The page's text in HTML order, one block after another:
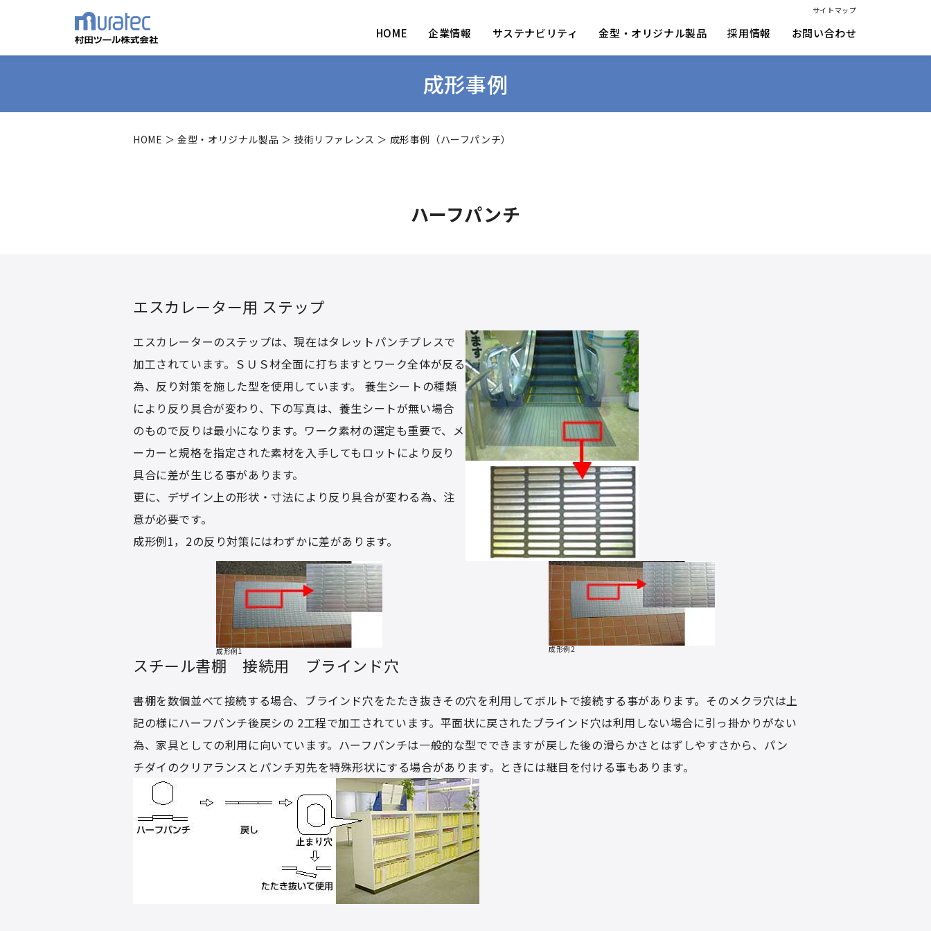
HOME 企業情報 サステナビリティ 金型・オリジナル製品 採用情報 お問い合わせ
サイトマップ
成形事例
HOME ＞金型・オリジナル製品 ＞ 技術リファレンス ＞ 成形事例（ハーフパンチ）
ハーフパンチ
エスカレーター用 ステップ
エスカレーターのステップは、現在はタレットパンチプレスで
加工されています。ＳＵＳ材全面に打ちますとワーク全体が反る
為、反り対策を施した型を使用しています。 養生シートの種類
により反り具合が変わり、下の写真は、養生シートが無い場合
のもので反りは最小になります。ワーク素材の選定も重要で、メ
ーカーと規格を指定された素材を入手してもロットにより反り
具合に差が生じる事があります。
更に、デザイン上の形状・寸法により反り具合が変わる為、注
意が必要です。
成形例1，2の反り対策にはわずかに差があります。
成形例1 成形例2
スチール書棚 接続用 ブラインド穴
書棚を数個並べて接続する場合、ブラインド穴をたたき抜きその穴を利用してボルトで接続する事があります。そのメクラ穴は上
記の様にハーフパンチ後戻シの 2工程で加工されています。平面状に戻されたブラインド穴は利用しない場合に引っ掛かりがない
為、家具としての利用に向いています。ハーフパンチは一般的な型でできますが戻した後の滑らかさとはずしやすさから、パン
チダイのクリアランスとパンチ刃先を特殊形状にする場合があります。ときには継目を付ける事もあります。